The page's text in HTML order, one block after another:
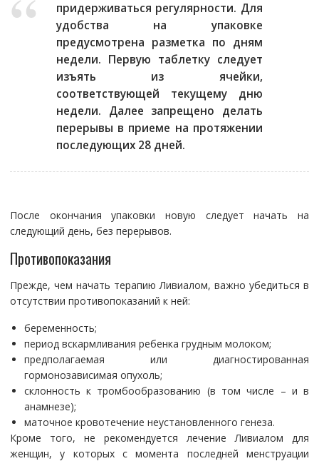
придерживаться регулярности. Для
удобства на упаковке
предусмотрена разметка по дням
недели. Первую таблетку следует
изъять из ячейки,
соответствующей текущему дню
недели. Далее запрещено делать
перерывы в приеме на протяжении
последующих 28 дней.
После окончания упаковки новую следует начать на
следующий день, без перерывов.
Противопоказания
Прежде, чем начать терапию Ливиалом, важно убедиться в
отсутствии противопоказаний к ней:
беременность;
период вскармливания ребенка грудным молоком;
предполагаемая или диагностированная
гормонозависимая опухоль;
склонность к тромбообразованию (в том числе – и в
анамнезе);
маточное кровотечение неустановленного генеза.
Кроме того, не рекомендуется лечение Ливиалом для
женщин, у которых с момента последней менструации